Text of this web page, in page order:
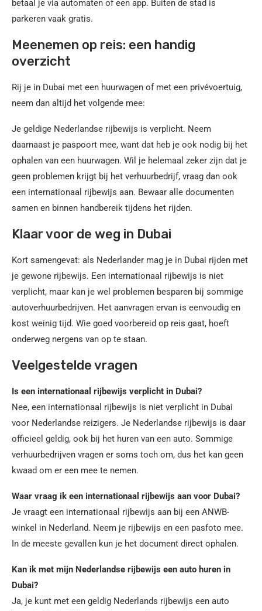
betaal je via automaten of een app. Buiten de stad is
parkeren vaak gratis.
Meenemen op reis: een handig
overzicht
Rij je in Dubai met een huurwagen of met een privévoertuig,
neem dan altijd het volgende mee:
Je geldige Nederlandse rijbewijs is verplicht. Neem
daarnaast je paspoort mee, want dat heb je ook nodig bij het
ophalen van een huurwagen. Wil je helemaal zeker zijn dat je
geen problemen krijgt bij het verhuurbedrijf, vraag dan ook
een internationaal rijbewijs aan. Bewaar alle documenten
samen en binnen handbereik tijdens het rijden.
Klaar voor de weg in Dubai
Kort samengevat: als Nederlander mag je in Dubai rijden met
je gewone rijbewijs. Een internationaal rijbewijs is niet
verplicht, maar kan je wel problemen besparen bij sommige
autoverhuurbedrijven. Het aanvragen ervan is eenvoudig en
kost weinig tijd. Wie goed voorbereid op reis gaat, hoeft
onderweg nergens van op te staan.
Veelgestelde vragen
Is een internationaal rijbewijs verplicht in Dubai?
Nee, een internationaal rijbewijs is niet verplicht in Dubai
voor Nederlandse reizigers. Je Nederlandse rijbewijs is daar
officieel geldig, ook bij het huren van een auto. Sommige
verhuurbedrijven vragen er soms toch om, dus het kan geen
kwaad om er een mee te nemen.
Waar vraag ik een internationaal rijbewijs aan voor Dubai?
Je vraagt een internationaal rijbewijs aan bij een ANWB-
winkel in Nederland. Neem je rijbewijs en een pasfoto mee.
In de meeste gevallen kun je het document direct ophalen.
Kan ik met mijn Nederlandse rijbewijs een auto huren in
Dubai?
Ja, je kunt met een geldig Nederlands rijbewijs een auto